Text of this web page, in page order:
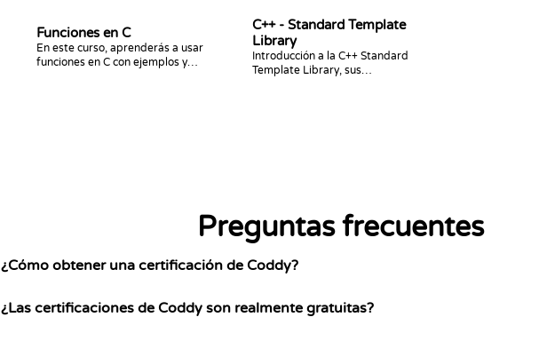
Funciones en C
En este curso, aprenderás a usar
funciones en C con ejemplos y
C++ - Standard Template
Library
Introducción a la C++ Standard
Template Library, sus
Preguntas frecuentes
¿Cómo obtener una certificación de Coddy?
¿Las certificaciones de Coddy son realmente gratuitas?